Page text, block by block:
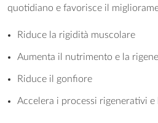
quotidiano e favorisce il
Riduce la rigidità muscolare
Aumenta il nutrimento e la
Riduce il gonfiore
Accelera i processi rigenerativi